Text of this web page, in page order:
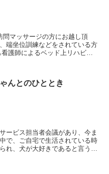
マッサージの方にお越し頂
端坐位訓練などをされている方
護師によるベッド上リハビリ
んとのひととき
ービス担当者会議があり、今ま
で、ご自宅で生活されている時
れ、犬が大好きであると言う事